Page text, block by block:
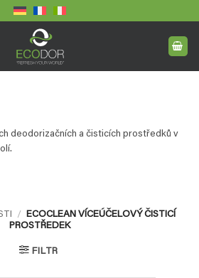
deodorizačních a čisticích prostředků v
/ ECOCLEAN VÍCEÚČELOVÝ ČISTICÍ
PROSTŘEDEK
FILTR